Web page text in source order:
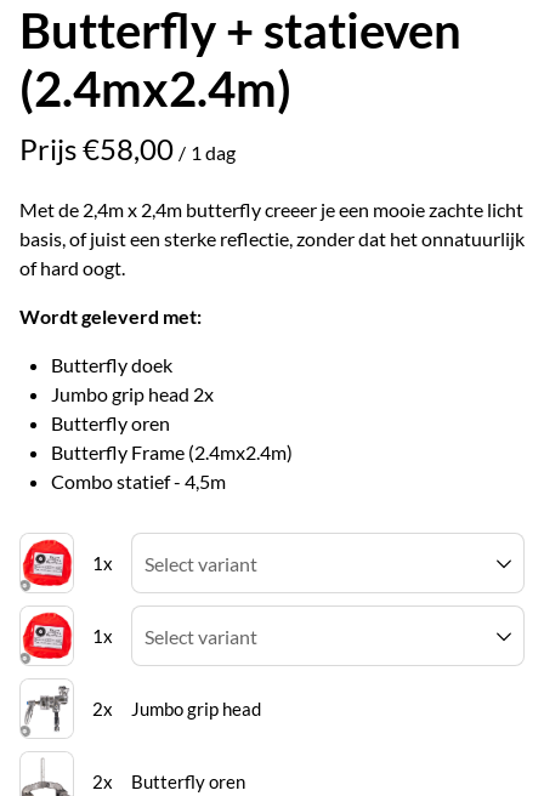
Butterfly + statieven
(2.4mx2.4m)
/
Met de 2,4m x 2,4m butterfly creeer je een mooie zachte licht
basis, of juist een sterke reflectie, zonder dat het onnatuurlijk
of hard oogt.
Wordt geleverd met:
Butterfly doek
Jumbo grip head 2x
Butterfly oren
Butterfly Frame (2.4mx2.4m)
Combo statief - 4,5m